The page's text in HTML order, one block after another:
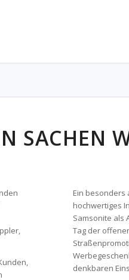
SACHEN
Ein besonders
hochwertiges
Samsonite als
Tag der
denkbaren